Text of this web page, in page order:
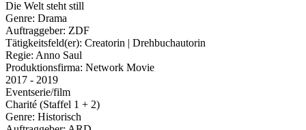
Die Welt steht still
Genre: Drama
Auftraggeber: ZDF
Tätigkeitsfeld(er): Creatorin | Drehbuchautorin
Regie: Anno Saul
Produktionsfirma: Network Movie
2017 - 2019
Eventserie/film
Charité (Staffel 1 + 2)
Genre: Historisch